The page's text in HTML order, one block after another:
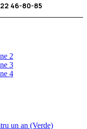
46-80-85